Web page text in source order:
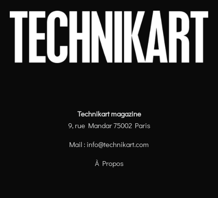
Technikart magazine
9, rue Mandar 75002 Paris
Mail : info@technikart.com
À Propos